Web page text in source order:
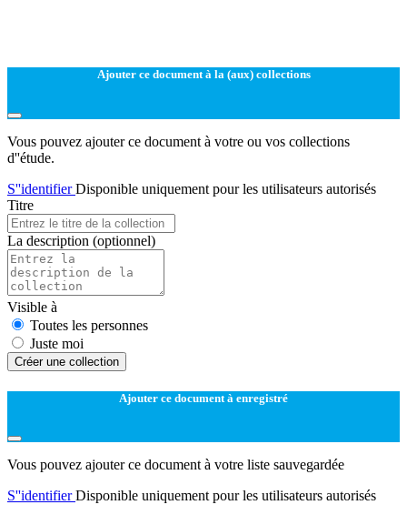
Ajouter ce document à la (aux) collections
Vous pouvez ajouter ce document à votre ou vos collections
d''étude.
S''identifierDisponible uniquement pour les utilisateurs autorisés
Titre
La description (optionnel)
Visible à
Toutes les personnes
Juste moi
Créer une collection
Ajouter ce document à enregistré
Vous pouvez ajouter ce document à votre liste sauvegardée
S''identifierDisponible uniquement pour les utilisateurs autorisés